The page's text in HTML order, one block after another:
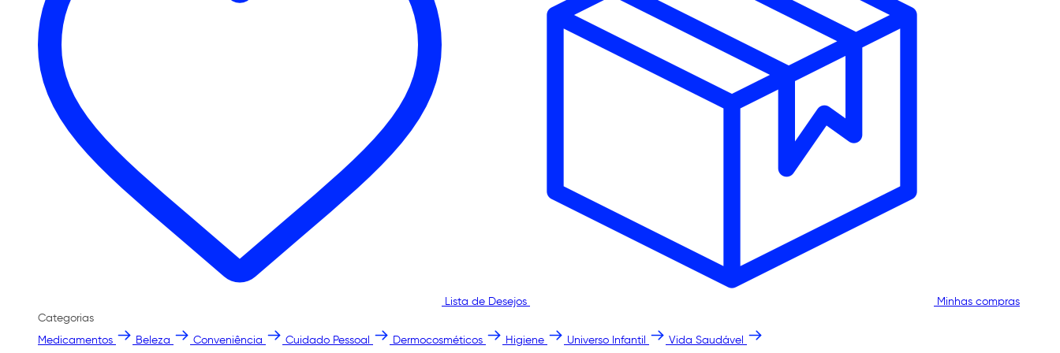
Lista de Desejos
Minhas compras
Categorias
Medicamentos
Beleza Conveniência Cuidado Pessoal Dermocosméticos Higiene Universo Infantil Vida Saudável